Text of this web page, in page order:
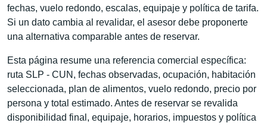
fechas, vuelo redondo, escalas, equipaje y política de tarifa.
Si un dato cambia al revalidar, el asesor debe proponerte
una alternativa comparable antes de reservar.
Esta página resume una referencia comercial específica:
ruta SLP - CUN, fechas observadas, ocupación, habitación
seleccionada, plan de alimentos, vuelo redondo, precio por
persona y total estimado. Antes de reservar se revalida
disponibilidad final, equipaje, horarios, impuestos y política